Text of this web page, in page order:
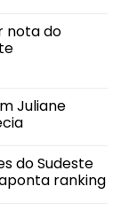
nota do
Juliane
do Sudeste
ranking